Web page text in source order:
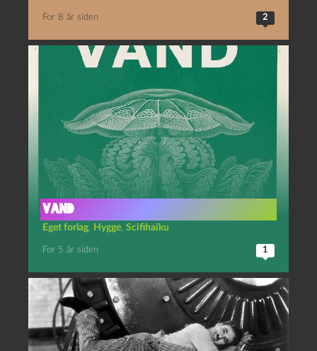
For 8 år siden 2
Vand
Eget forlag Hygge Scifihaiku
For 5 år siden 1